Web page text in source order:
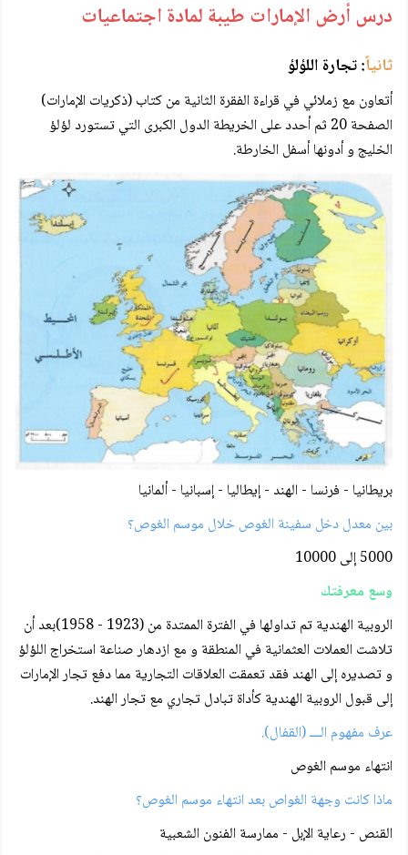
درس أرض الإمارات طيبة لمادة اجتماعيات
ثانياً: تجارة اللؤلؤ
أتعاون مع زملائي في قراءة الفقرة الثانية من كتاب (ذكريات الإمارات)
الصفحة 20 ثم أحدد على الخريطة الدول الكبرى التي تستورد لؤلؤ
الخليج و أدونها أسفل الخارطة.
بريطانيا - فرنسا - الهند - إيطاليا - إسبانيا - ألمانيا
بين معدل دخل سفينة الغوص خلال موسم الغوص؟
5000 إلى 10000
وسع معرفتك
الروبية الهندية تم تداولها في الفترة الممتدة من (1923 - 1958)بعد أن
تلاشت العملات العثمانية في المنطقة و مع ازدهار صناعة استخراج اللؤلؤ
و تصديره إلى الهند فقد تعمقت العلاقات التجارية مما دفع تجار الإمارات
إلى قبول الروبية الهندية كأداة تبادل تجاري مع تجار الهند.
عرف مفهوم الـــ (القفال).
انتهاء موسم الغوص
ماذا كانت وجهة الغواص بعد انتهاء موسم الغوص؟
القنص - رعاية الإبل - ممارسة الفنون الشعبية